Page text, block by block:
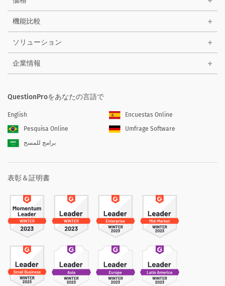
機能比較
ソリューション
企業情報
QuestionProをあなたの言語で
English
Encuestas Online
Pesquisa Online
Umfrage Software
برامج للمسح
表彰＆証明書